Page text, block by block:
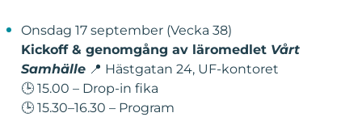
Onsdag 17 september (Vecka 38)
Kickoff & genomgång av läromedlet Vårt
Samhälle 📍 Hästgatan 24, UF-kontoret
🕒 15.00 – Drop-in fika
🕒 15.30–16.30 – Program